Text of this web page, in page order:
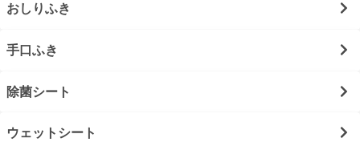
おしりふき
手口ふき
除菌シート
ウェットシート